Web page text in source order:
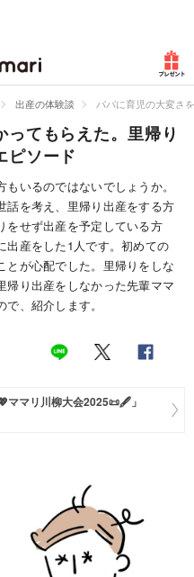
出産の体験談 パパに育児の大変さ
てもらえた。里帰り
ピソード
いるのではないでしょうか。
話を考え、里帰り出産をする方
をせず出産を予定している方
出産をした1人です。初めての
とが心配でした。里帰りをしな
帰り出産をしなかった先輩ママ
、紹介します。
ママリ川柳大会2025📜🖋️」